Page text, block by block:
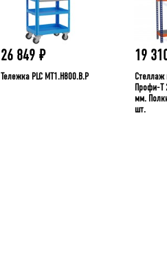
26 849 ₽
Тележка PLC МT1.H800.В.Р
19
Стеллаж
Профи-Т
мм.
шт.